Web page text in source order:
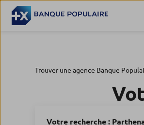
Trouver une agence Banque
Votre recherche :